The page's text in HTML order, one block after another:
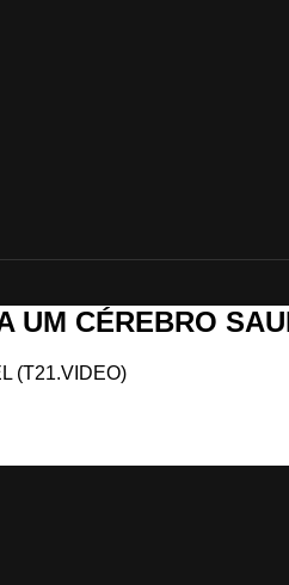
CÉREBRO
(T21.VIDEO)